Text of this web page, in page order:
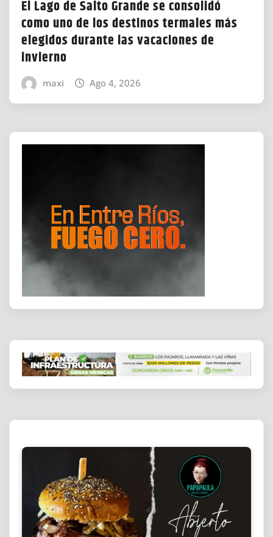
El Lago de Salto Grande se consolidó
como uno de los destinos termales más
elegidos durante las vacaciones de
invierno
maxi Ago 4, 2026